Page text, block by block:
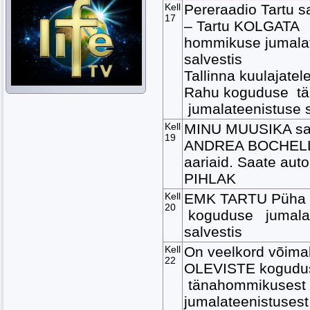
Kell
17
Pereraadio Tartu
– Tartu KOLGATA
hommikuse
salvestis
Tallinna
Rahu koguduse
jumalateenistuse
Kell
19
MINU MUUSIKA
ANDREA
aariaid. Saate
PIHLAK
Kell
20
EMK TARTU Püha
koguduse
salvestis
Kell
22
On veelkord
OLEVISTE
tänahommikusest
jumalateenistusest